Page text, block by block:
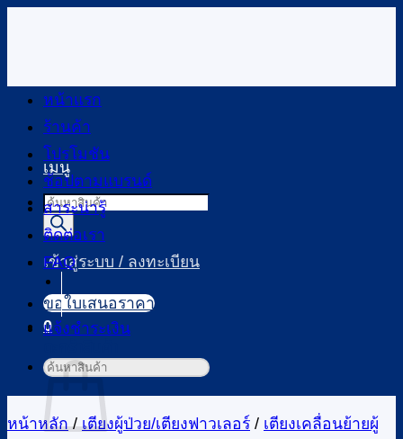
เนื้อหา
เมนู
Products
search
เข้าสู่ระบบ / ลงทะเบียน
0
หน้าแรก
ร้านค้า
โปรโมชัน
ช้อปตามแบรนด์
สาระน่ารู้
ติดต่อเรา
FAQ
ขอใบเสนอราคา
แจ้งชำระเงิน
ค้นหา:
หน้าหลัก / เตียงผู้ป่วย/เตียงฟาวเลอร์ / เตียงเคลื่อนย้ายผู้